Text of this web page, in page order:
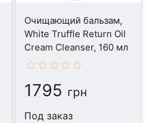
Очищающий бальзам,
White Truffle Return Oil
Cream Cleanser, 160 мл
1795 грн
Под заказ